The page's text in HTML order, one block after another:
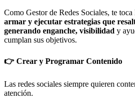
Como Gestor de Redes Sociales, te
armar y ejecutar estrategias que
generando enganche, visibilidad y
cumplan sus objetivos.
👉 Crear y Programar Contenido
Las redes sociales siempre quieren
atención.